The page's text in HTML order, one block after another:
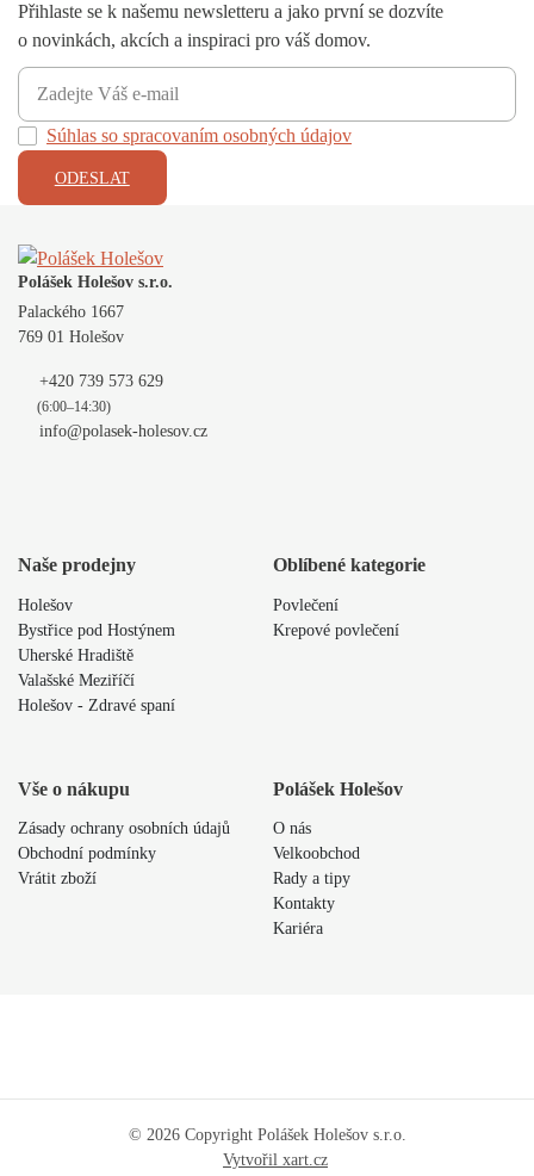
Přihlaste se k našemu newsletteru a jako první se dozvíte
o novinkách, akcích a inspiraci pro váš domov.
Súhlas so spracovaním osobných údajov
ODESLAT
Polášek Holešov s.r.o.
Palackého 1667
769 01 Holešov
+420 739 573 629
(6:00–14:30)
info@polasek-holesov.cz
Naše prodejny
Holešov
Bystřice pod Hostýnem
Uherské Hradiště
Valašské Meziříčí
Holešov - Zdravé spaní
Oblíbené kategorie
Povlečení
Krepové povlečení
Vše o nákupu
Zásady ochrany osobních údajů
Obchodní podmínky
Vrátit zboží
Polášek Holešov
O nás
Velkoobchod
Rady a tipy
Kontakty
Kariéra
© 2026 Copyright Polášek Holešov s.r.o.
Vytvořil xart.cz